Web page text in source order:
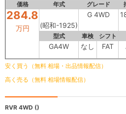
価格 年式 グレード
284.8
万円 (昭和-1925)
G 4WD
型式 車検 シフト
GA4W なし FAT
安く買う（無料 相場・出品情報配信）
高く売る（無料 相場情報配信）
RVR 4WD ()